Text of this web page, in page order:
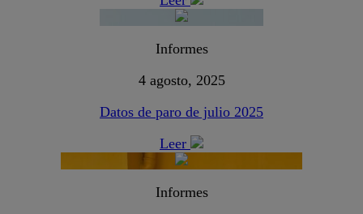
Informes
4 agosto, 2025
Datos de paro de julio 2025
Leer
Informes